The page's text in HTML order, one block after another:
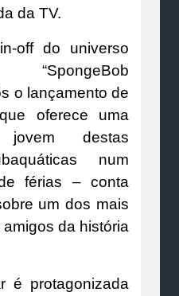
da TV.
off do universo
o lançamento de
oferece uma
destas
num
férias – conta
um dos mais
da história
é protagonizada